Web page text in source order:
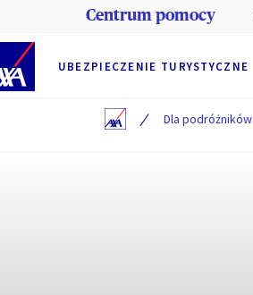
UBEZPIECZENIE TURYSTYCZNE
Centrum pomocy
/ Dla podróżników